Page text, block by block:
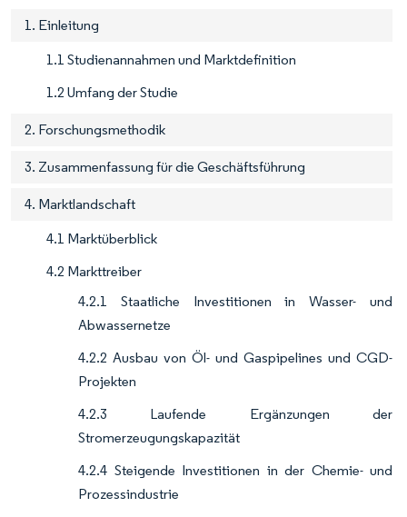
1. Einleitung
1.1 Studienannahmen und Marktdefinition
1.2 Umfang der Studie
2. Forschungsmethodik
3. Zusammenfassung für die Geschäftsführung
4. Marktlandschaft
4.1 Marktüberblick
4.2 Markttreiber
4.2.1 Staatliche Investitionen in Wasser- und
Abwassernetze
4.2.2 Ausbau von Öl- und Gaspipelines und CGD-
Projekten
4.2.3 Laufende Ergänzungen der
Stromerzeugungskapazität
4.2.4 Steigende Investitionen in der Chemie- und
Prozessindustrie